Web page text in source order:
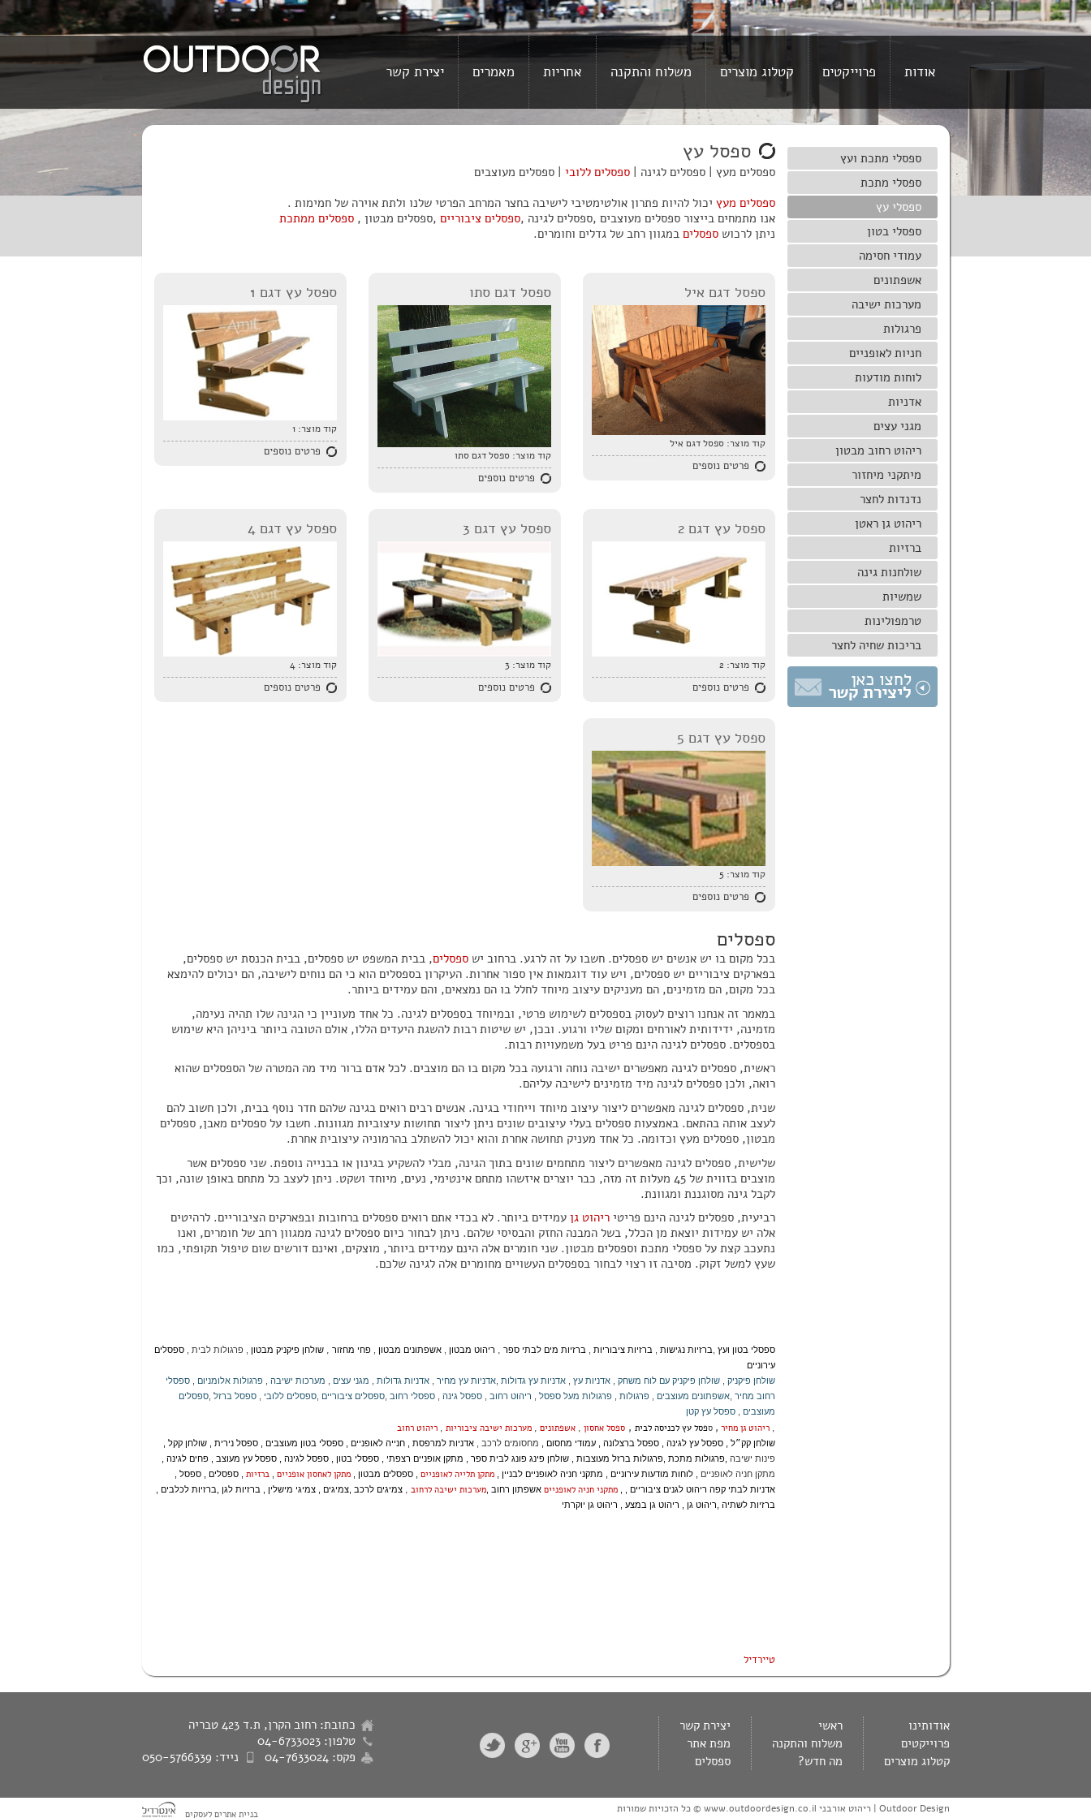
אודות פרוייקטים קטלוג מוצרים משלוח והתקנה אחריות מאמרים יצירת קשר
ספסלי מתכת ועץ
ספסלי מתכת
ספסלי עץ
ספסלי בטון
עמודי חסימה
אשפתונים
מערכות ישיבה
פרגולות
חניות לאופניים
לוחות מודעות
אדניות
מגני עצים
ריהוט רחוב מבטון
מיתקני מיחזור
נדנדות לחצר
ריהוט גן ראטן
ברזיות
שולחנות גינה
שמשיות
טרמפולינות
בריכות שחיה לחצר
ספסל עץ
ספסלים מעץ | ספסלים לגינה |ספסלים ללובי | ספסלים מעוצבים
ספסלים מעץ יכול להיות פתרון אולטימטיבי לישיבה בחצר המרחב הפרטי שלנו ולתת אוירה של חמימות .
אנו מתמחים בייצור ספסלים מעוצבים ,ספסלים לגינה ,ספסלים ציבוריים ,ספסלים מבטון ,ספסלים ממתכת
ניתן לרכושספסלים במגוון רחב של גדלים וחומרים.
ספסל דגם איל
קוד מוצר: ספסל דגם איל
פרטים נוספים
ספסל דגם סתו
קוד מוצר: ספסל דגם סתו
פרטים נוספים
ספסל עץ דגם 1
קוד מוצר: 1
פרטים נוספים
ספסל עץ דגם 2
קוד מוצר: 2
פרטים נוספים
ספסל עץ דגם 3
קוד מוצר: 3
פרטים נוספים
ספסל עץ דגם 4
קוד מוצר: 4
פרטים נוספים
ספסל עץ דגם 5
קוד מוצר: 5
פרטים נוספים
ספסלים
בכל מקום בו יש אנשים יש ספסלים. חשבו על זה לרגע. ברחוב ישספסלים, בבית המשפט יש ספסלים, בבית הכנסת יש ספסלים,
בפארקים ציבוריים יש ספסלים, ויש עוד דוגמאות אין ספור אחרות. העיקרון בספסלים הוא כי הם נוחים לישיבה, הם יכולים להימצא
בכל מקום, הם מזמינים, הם מעניקים עיצוב מיוחד לחלל בו הם נמצאים, והם עמידים ביותר.
במאמר זה אנחנו רוצים לעסוק בספסלים לשימוש פרטי, ובמיוחד בספסלים לגינה. כל אחד מעוניין כי הגינה שלו תהיה נעימה,
מזמינה, ידידותית לאורחים ומקום שליו ורגוע. ובכן, יש שיטות רבות להשגת היעדים הללו, אולם הטובה ביותר ביניהן היא שימוש
בספסלים. ספסלים לגינה הינם פריט בעל משמעויות רבות.
ראשית, ספסלים לגינה מאפשרים ישיבה נוחה ורגועה בכל מקום בו הם מוצבים. לכל אדם ברור מיד מה המטרה של הספסלים שהוא
רואה, ולכן ספסלים לגינה מיד מזמינים לישיבה עליהם.
שנית, ספסלים לגינה מאפשרים ליצור עיצוב מיוחד וייחודי בגינה. אנשים רבים רואים בגינה שלהם חדר נוסף בבית, ולכן חשוב להם
לעצב אותה בהתאם. באמצעות ספסלים בעלי עיצובים שונים ניתן ליצור תחושות עיצוביות מגוונות. חשבו על ספסלים מאבן, ספסלים
מבטון, ספסלים מעץ וכדומה. כל אחד מעניק תחושה אחרת והוא יכול להשתלב בהרמוניה עיצובית אחרת.
שלישית, ספסלים לגינה מאפשרים ליצור מתחמים שונים בתוך הגינה, מבלי להשקיע בגינון או בבנייה נוספת. שני ספסלים אשר
מוצבים בזווית של 45 מעלות זה מזה, כבר יוצרים איזשהו מתחם אינטימי, נעים, מיוחד ושקט. ניתן לעצב כל מתחם באופן שונה, וכך
לקבל גינה מסוגננת ומגוונת.
רביעית, ספסלים לגינה הינם פריטיריהוט גן עמידים ביותר. לא בכדי אתם רואים ספסלים ברחובות ובפארקים הציבוריים. לרהיטים
אלה יש עמידות יוצאת מן הכלל, בשל המבנה החזק והבסיסי שלהם. ניתן לבחור כיום ספסלים לגינה ממגוון רחב של חומרים, ואנו
נתעכב קצת על ספסלי מתכת וספסלים מבטון. שני חומרים אלה הינם עמידים ביותר, מוצקים, ואינם דורשים שום טיפול תקופתי, כמו
שעץ למשל זקוק. מסיבה זו רצוי לבחור בספסלים העשויים מחומרים אלה לגינה שלכם.
ספסלי בטון ועץ ברזיות נגישות ברזיות ציבוריות ברזיות מים לבתי ספר , ריהוט מבטון ,אשפתונים מבטון ,פחי מחזור ,שולחן פיקניק מבטון פרגולות לבית ,ספסלים
עירוניים
שולחן פיקניק ,שולחן פיקניק עם לוח משחק ,אדניות עץ ,אדניות עץ גדולות ,אדניות עץ מחיר ,אדניות גדולות מגני עצים מערכות ישיבה פרגולות אלומניום ,ספסלי
רחוב מחיר ,אשפתונים מעוצבים פרגולות פרגולות מעל ספסל ריהוט רחוב ,ספסל גינה ,ספסלי רחוב ,ספסלים ציבוריים ,ספסלים ללובי ,ספסל ברזל ,ספסלים
מעוצבים
,ספסל עץ קטן
,ריהוט גן מחיר , ספסל עץ לכניסה לבית ,ספסל אחסון ,אשפתונים ,מערכות ישיבה ציבוריות , ריהוט רחוב
שולחן קק״ל ,ספסל עץ לגינה ,ספסל ברצלונה ,עמודי מחסום מחסומים לרכב אדניות למרפסת ,חנייה לאופניים ,ספסלי בטון מעוצבים ,ספסל נירית ,שולחן קקל
פינות ישיבה ,פרגולות מתכת ,פרגולות ברזל מעוצבות ,שולחן פינג פונג לבית ספר מתקן אופניים רצפתי ,ספסלי בטון ,ספסל לגינה ,ספסל עץ מעוצב ,פחים לגינה
מתקן חניה לאופניים
,לוחות מודעות עירוניים מתקני חניה לאופניים לבניין ,מתקן תלייה לאופניים ,ספסלים מבטון ,מתקן לאחסון אופניים ברזיות ,ספסלים ,ספסל
אדניות לבתי קפה ריהוט לגנים ציבוריים , ,מתקני חניה לאופניים אשפתון רחוב ,מערכות ישיבה לרחוב ,צמיגים לרכב ,צמיגים ,צמיגי מישלין ברזיות לגן ברזיות לכלבים
ברזיות לשתיה ריהוט גן ריהוט גן במצע ריהוט גן יוקרתי
טיירדיל
אודותינו
פרוייקטים
קטלוג מוצרים
ראשי
משלוח והתקנה
מה חדש?
יצירת קשר
מפת אתר
ספסלים
כתובת: רחוב הקרן, ת.ד 423 טבריה
טלפון: 04-6733023
פקס: 04-7633024
נייד: 050-5766339
Outdoor Design | ריהוט אורבני www.outdoordesign.co.il © כל הזכויות שמורות בניית אתרים לעסקים